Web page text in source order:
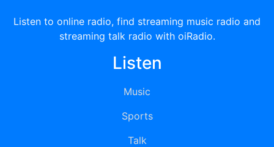
Listen to online radio, find streaming music radio and
streaming talk radio with oiRadio.
Listen
Music
Sports
Talk